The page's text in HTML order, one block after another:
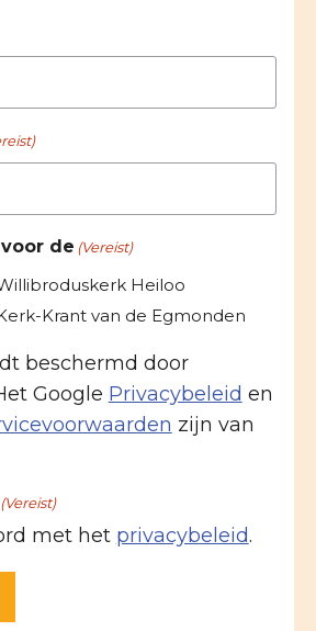
de (Vereist)
Heiloo
Krant van de Egmonden
beschermd door
Google Privacybeleid en
zijn van
(Vereist)
met het privacybeleid.